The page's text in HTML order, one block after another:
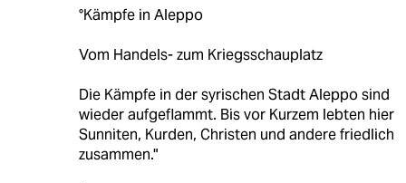
°Kämpfe in Aleppo
Vom Handels- zum Kriegsschauplatz
Die Kämpfe in der syrischen Stadt Aleppo sind
wieder aufgeflammt. Bis vor Kurzem lebten hier
Sunniten, Kurden, Christen und andere friedlich
zusammen."